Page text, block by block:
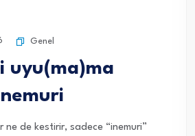
Genel
uyu(ma)ma
ne de kestirir, sadece “inemuri”